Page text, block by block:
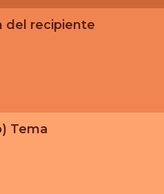
del recipiente
Tema